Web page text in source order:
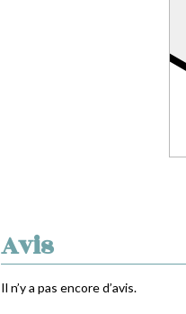
Avis
Il n’y a pas encore d’avis.